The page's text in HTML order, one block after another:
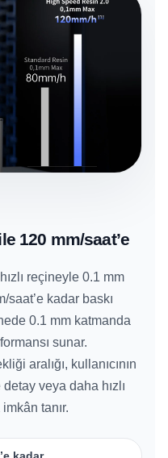
120 mm/saat’e
reçineyle 0.1 mm
kadar baskı
0.1 mm katmanda
sunar.
aralığı, kullanıcının
veya daha hızlı
tanır.